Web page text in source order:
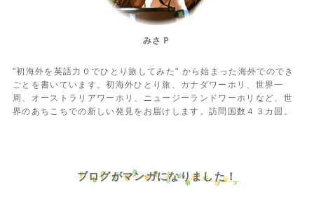
みさＰ
"初海外を英語力０でひとり旅してみた" から始まった海外でのでき
ごとを書いています。初海外ひとり旅、カナダワーホリ、世界一
周、オーストラリアワーホリ、ニュージーランドワーホリなど、世
界のあちこちでの新しい発見をお届けします。訪問国数４３カ国。
ブログがマンガになりました！